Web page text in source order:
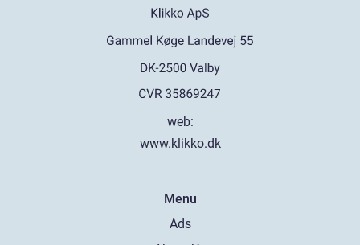
web:
www.klikko.dk
Menu
Ads